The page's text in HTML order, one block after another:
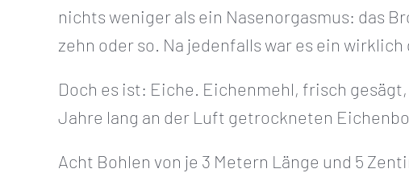
nichts weniger als ein Nasenorgasmus: das
zehn oder so. Na jedenfalls war es ein wirklich
Doch es ist: Eiche. Eichenmehl, frisch
Jahre lang an der Luft getrockneten
Acht Bohlen von je 3 Metern Länge und 5